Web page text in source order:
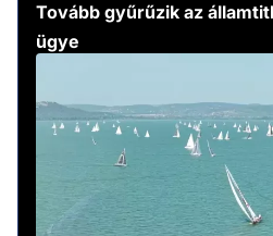
Tovább gyűrűzik az
ügye